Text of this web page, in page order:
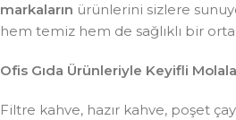
markaların ürünlerini sizlere
hem temiz hem de sağlıklı bir
Ofis Gıda Ürünleriyle Keyifli
Filtre kahve, hazır kahve, poşet